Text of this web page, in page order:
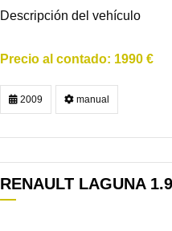
Descripción del vehículo
1990 €
2009 manual
RENAULT LAGUNA